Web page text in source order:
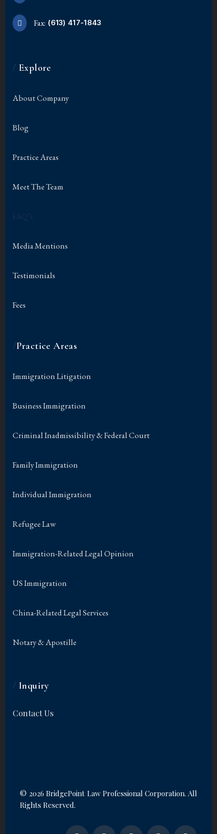
Fax: (613) 417-1843
/ Explore
About Company
Blog
Practice Areas
Meet The Team
FAQ’s
Media Mentions
Testimonials
Fees
/Practice Areas
Immigration Litigation
Business Immigration
Criminal Inadmissibility & Federal Court
Family Immigration
Individual Immigration
Refugee Law
Immigration-Related Legal Opinion
US Immigration
China-Related Legal Services
Notary & Apostille
/ Inquiry
Contact Us
© 2026 BridgePoint Law Professional Corporation. All
Rights Reserved.